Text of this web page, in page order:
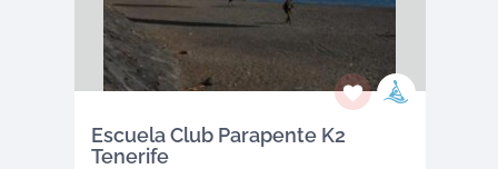
Escuela Club Parapente K2
Tenerife